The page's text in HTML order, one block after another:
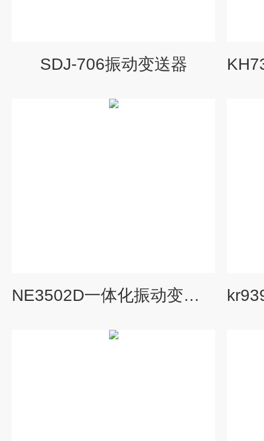
SDJ-706振动变送器
NE3502D一体化振动变送器